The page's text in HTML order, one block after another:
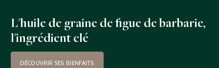
L'huile de graine de figue de barbarie,
l'ingrédient clé
DÉCOUVRIR SES BIENFAITS